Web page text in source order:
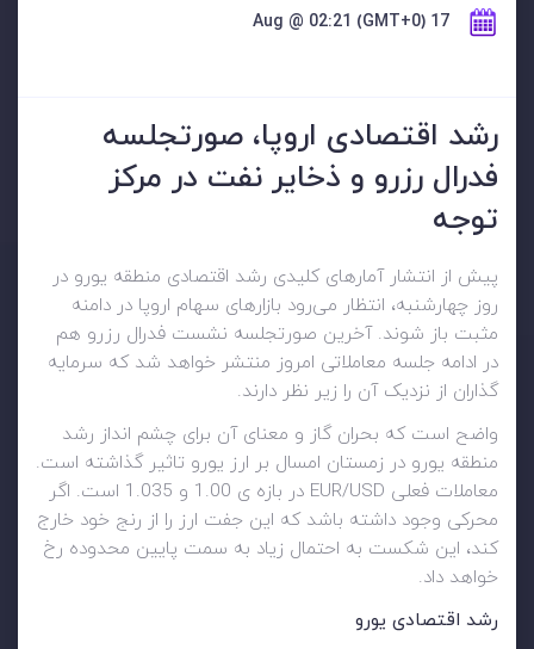
17 Aug @ 02:21 (GMT+0)
رشد اقتصادی اروپا، صورتجلسه
فدرال رزرو و ذخایر نفت در مرکز
توجه
پیش از انتشار آمارهای کلیدی رشد اقتصادی منطقه یورو در
روز چهارشنبه، انتظار می‌رود بازارهای سهام اروپا در دامنه
مثبت باز شوند. آخرین صورتجلسه نشست فدرال رزرو هم
در ادامه جلسه معاملاتی امروز منتشر خواهد شد که سرمایه
گذاران از نزدیک آن را زیر نظر دارند.
واضح است که بحران گاز و معنای آن برای چشم انداز رشد
منطقه یورو در زمستان امسال بر ارز یورو تاثیر گذاشته است.
معاملات فعلی EUR/USD در بازه ی 1.00 و 1.035 است. اگر
محرکی وجود داشته باشد که این جفت ارز را از رنج خود خارج
کند، این شکست به احتمال زیاد به سمت پایین محدوده رخ
خواهد داد.
رشد اقتصادی یورو